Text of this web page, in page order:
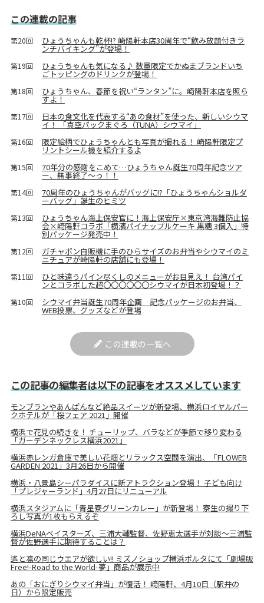
この連載の記事
第20回 ひょうちゃんも乾杯!? 崎陽軒本店30周年で“飲み放題付きラ
ンチバイキング”が登場！
第19回 ひょうちゃんも気になる♪ 数量限定でかぬまブランドいち
ごトッピングのドリンクが登場！
第18回 ひょうちゃん、春節を祝い“ランタン”に。崎陽軒本店を照ら
すよ！
第17回 日本の食文化を代表する“あの食材”を使った、新しいシウマ
イ！ 「真空パックまぐろ（TUNA）シウマイ」
第16回 限定絵柄でひょうちゃんとも写真が撮れる！ 崎陽軒限定プ
リントシール機を紹介するよ
第15回 70年分の感謝をこめて…ひょうちゃん誕生70周年記念ツア
ー、無事終了〜っ！！
第14回 70周年のひょうちゃんがバッグに!?「ひょうちゃんショルダ
ーバッグ」誕生のヒミツ
第13回 ひょうちゃん海上保安官に！海上保安庁×東京湾海難防止協
会×崎陽軒コラボ「横濱パイナップルケーキ 黒糖 3個入」特
別パッケージ発売中！
第12回 ガチャポン自販機に手のひらサイズのお弁当やシウマイのミ
ニチュアが崎陽軒の店舗にも登場！
第11回 ひと味違うパイン尽くしのメニューがお目見え！ 台湾パイ
ンとコラボした超〇〇〇〇〇〇シウマイが日本初登場！？
第10回 シウマイ弁当誕生70周年企画 記念パッケージのお弁当、
WEB投票、グッズなどが登場
この連載の一覧へ
この記事の編集者は以下の記事をオススメしています
モンブランやあんぱんなど絶品スイーツが新登場、横浜ロイヤルパー
クホテルが「桜フェア 2021」開催
横浜で花見の続きを！ チューリップ、バラなどが季節で移り変わる
「ガーデンネックレス横浜2021」
横浜赤レンガ倉庫で美しい花畑とリラックス空間を演出、「FLOWER
GARDEN 2021」3月26日から開催
横浜・八景島シーパラダイスに新アトラクション登場！ 子ども向け
「プレジャーランド」4月27日にリニューアル
横浜スタジアムに「青星寮グリーンカレー」が新登場！ 寮生の撮り下
ろし写真が1枚もらえるぞ
横浜DeNAベイスターズ、三浦大輔監督、佐野恵太選手が対談～三浦監
督が佐野選手に期待することは？
遙と凛の同じウエアが欲しい!! ミズノショップ横浜ポルタにて「劇場版
Free!-Road to the World-夢」商品が展示中
あの「おにぎりシウマイ弁当」が復活！ 崎陽軒、4月10日（駅弁の
日）から限定販売